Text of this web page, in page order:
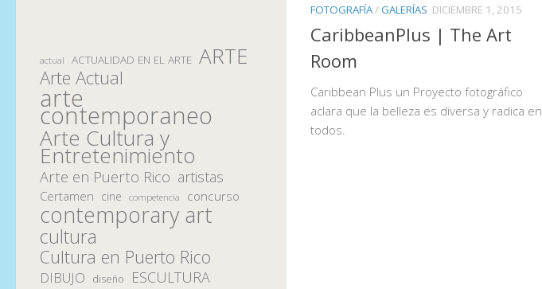
FOTOGRAFÍA/ GALERÍAS DICIEMBRE 1, 2015
CaribbeanPlus | The Art
Room
Caribbean Plus un Proyecto fotográfico
aclara que la belleza es diversa y radica en
todos.
actual ACTUALIDAD EN EL ARTE ARTE
Arte Actual
arte
contemporaneo
Arte Cultura y
Entretenimiento
Arte en Puerto Rico artistas
Certamen cine competencia concurso
contemporary art
cultura
Cultura en Puerto Rico
DIBUJO diseño ESCULTURA